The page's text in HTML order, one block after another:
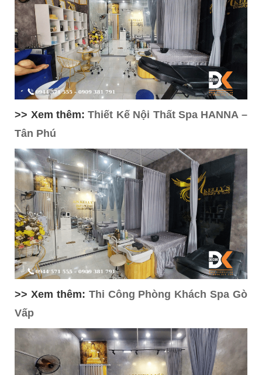
>> Xem thêm:Thiết Kế Nội Thất Spa HANNA –
Tân Phú
>> Xem thêm: Thi Công Phòng Khách Spa Gò
Vấp